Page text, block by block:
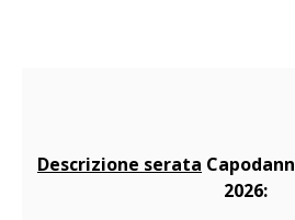
Descrizione serata
2026: